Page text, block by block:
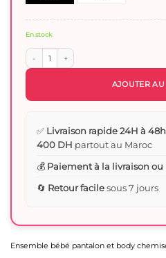
Ensemble bébé pantalon et body
En stock
quantité de Ensemble tenue bébé
AJOUTER
✅ Livraison rapide 24H à
400 DH partout au Maroc
💰 Paiement à la livraison
🔄 Retour facilesous 7 jours